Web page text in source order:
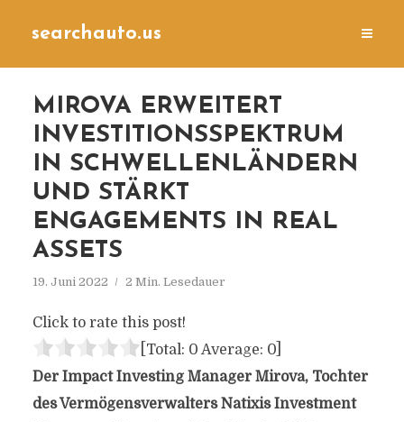
searchauto.us
MIROVA ERWEITERT
INVESTITIONSSPEKTRUM
IN SCHWELLENLÄNDERN
UND STÄRKT
ENGAGEMENTS IN REAL
ASSETS
19. Juni 2022 2 Min. Lesedauer
Click to rate this post!
[Total: 0 Average: 0]
Der Impact Investing Manager Mirova, Tochter
des Vermögensverwalters Natixis Investment